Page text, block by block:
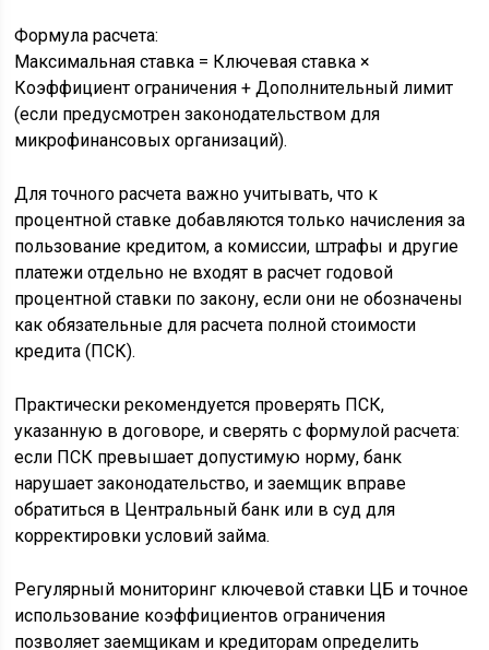
Формула расчета:
Максимальная ставка = Ключевая ставка ×
Коэффициент ограничения + Дополнительный лимит
(если предусмотрен законодательством для
микрофинансовых организаций).
Для точного расчета важно учитывать, что к
процентной ставке добавляются только начисления за
пользование кредитом, а комиссии, штрафы и другие
платежи отдельно не входят в расчет годовой
процентной ставки по закону, если они не обозначены
как обязательные для расчета полной стоимости
кредита (ПСК).
Практически рекомендуется проверять ПСК,
указанную в договоре, и сверять с формулой расчета:
если ПСК превышает допустимую норму, банк
нарушает законодательство, и заемщик вправе
обратиться в Центральный банк или в суд для
корректировки условий займа.
Регулярный мониторинг ключевой ставки ЦБ и точное
использование коэффициентов ограничения
позволяет заемщикам и кредиторам определить